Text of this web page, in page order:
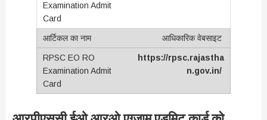
आधिकारिक वेबसाइट
https://rpsc.rajastha
n.gov.in/